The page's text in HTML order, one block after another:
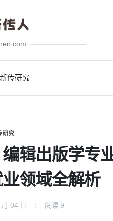
新传研究
研究
辑出版学专业
领域全解析
04 日 阅读 9